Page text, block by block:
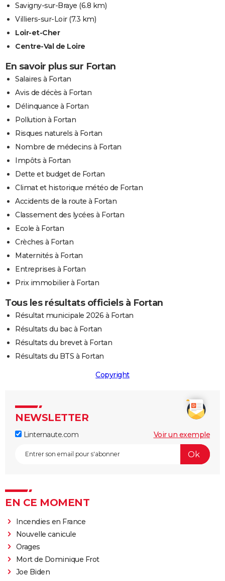
Savigny-sur-Braye (6.8 km)
Villiers-sur-Loir(7.3 km)
Loir-et-Cher
Centre-Val de Loire
En savoir plus sur Fortan
Salaires à Fortan
Avis de décès à Fortan
Délinquance à Fortan
Pollution à Fortan
Risques naturels à Fortan
Nombre de médecins à Fortan
Impôts à Fortan
Dette et budget de Fortan
Climat et historique météo de Fortan
Accidents de la route à Fortan
Classement des lycées à Fortan
Ecole à Fortan
Crèches à Fortan
Maternités à Fortan
Entreprises à Fortan
Prix immobilier à Fortan
Tous les résultats officiels à Fortan
Résultat municipale 2026 à Fortan
Résultats du bac à Fortan
Résultats du brevet à Fortan
Résultats du BTS à Fortan
Copyright
NEWSLETTER
Linternaute.com Voir un exemple
EN CE MOMENT
Incendies en France
Nouvelle canicule
Orages
Mort de Dominique Frot
Joe Biden